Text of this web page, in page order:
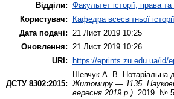
Відділи: Факультет історії, права
Користувач:
Кафедра всесвітньої історії
Дата подачі: 21 Лист 2019 10:25
Оновлення: 21 Лист 2019 10:26
URI:
https://eprints.zu.edu.ua/id/
ДСТУ 8302:2015:
Шевчук А. В. Нотаріальна
Житомиру — 1135.
вересня 2019 р.). 2019. №